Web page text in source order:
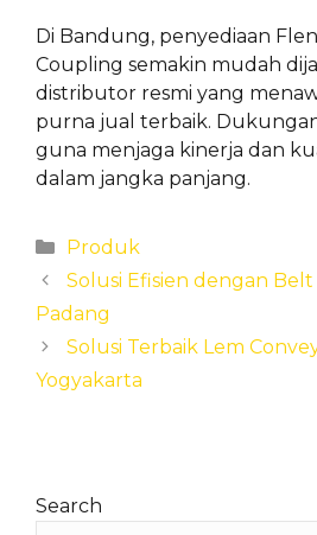
Di Bandung, penyediaan
Coupling semakin mudah
distributor resmi yang
purna jual terbaik.
guna menjaga kinerja dan
dalam jangka panjang.
Categories
Produk
Solusi Efisien dengan
Padang
Solusi Terbaik Lem
Yogyakarta
Search